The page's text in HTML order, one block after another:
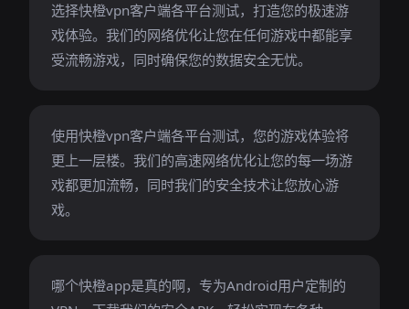
选择快橙vpn客户端各平台测试，打造您的极速游
戏体验。我们的网络优化让您在任何游戏中都能享
受流畅游戏，同时确保您的数据安全无忧。
使用快橙vpn客户端各平台测试，您的游戏体验将
更上一层楼。我们的高速网络优化让您的每一场游
戏都更加流畅，同时我们的安全技术让您放心游
戏。
哪个快橙app是真的啊，专为Android用户定制的